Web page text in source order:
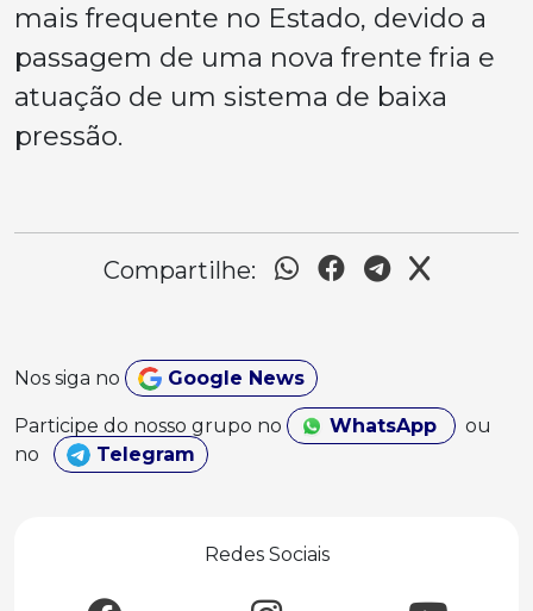
mais frequente no Estado, devido a
passagem de uma nova frente fria e
atuação de um sistema de baixa
pressão.
Compartilhe:
Nos siga no Google News
Participe do nosso grupo no WhatsApp
ou
no
Telegram
Redes Sociais